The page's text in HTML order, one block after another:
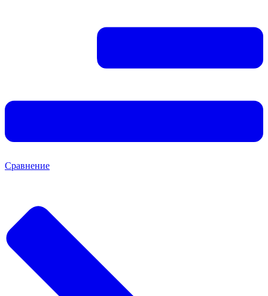
Сравнение